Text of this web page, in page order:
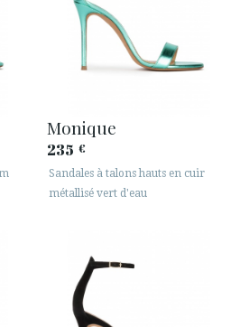
Monique
235 €
Sandales à talons hauts en cuir
métallisé vert d'eau